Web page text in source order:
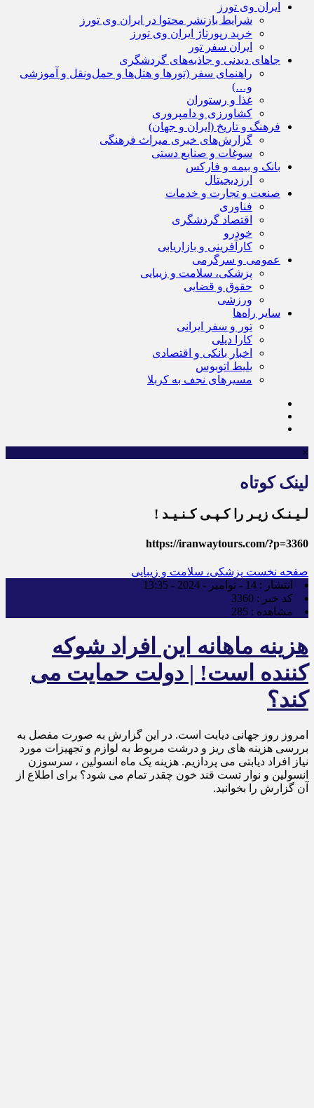
ایران وی تورز
شرایط بازنشر محتوا در ایران وی تورز
خرید رپورتاژ ایران وی تورز
ایران سفر تور
جاهای دیدنی و جاذبه‌های گردشگری
راهنمای سفر (تورها و هتل‌ها و حمل‌و‌نقل و آموزشی
و…)
غذا و رستوران
کشاورزی و دامپروری
فرهنگ و تاریخ (ایران و جهان)
گزارش‌های خبری میراث فرهنگی
سوغات و صنایع دستی
بانک و بیمه و فارکس
ارزدیجیتال
صنعت و تجارت و خدمات
فناوری
اقتصاد گردشگری
خودرو
کارآفرینی و بازاریابی
عمومی و سرگرمی
پزشکی، سلامت و زیبایی
حقوق و قضایی
ورزشی
سایر راه‌ها
تور و سفر ایرانی
کارا دیلی
اخبار بانکی و اقتصادی
بلیط اتوبوس
مسیرهای نجف به کربلا
×
لینک کوتاه
لـیـنـک زیـر را کـپـی کـنـیـد !
https://iranwaytours.com/?p=3360
صفحه نخست پزشکی، سلامت و زیبایی
انتشار : 14 - نوامبر - 2024 - 13:35
کد خبر : 3360
مشاهده : 285
هزینه ماهانه این افراد شوکه
کننده است! | دولت حمایت می
کند؟
امروز روز جهانی دیابت است. در این گزارش به صورت مفصل به
بررسی هزینه های ریز و درشت مربوط به لوازم و تجهیزات مورد
نیاز افراد دیابتی می پردازیم. هزینه یک ماه انسولین ، سرسوزن
انسولین و نوار تست قند خون چقدر تمام می شود؟ برای اطلاع از
آن گزارش را بخوانید.